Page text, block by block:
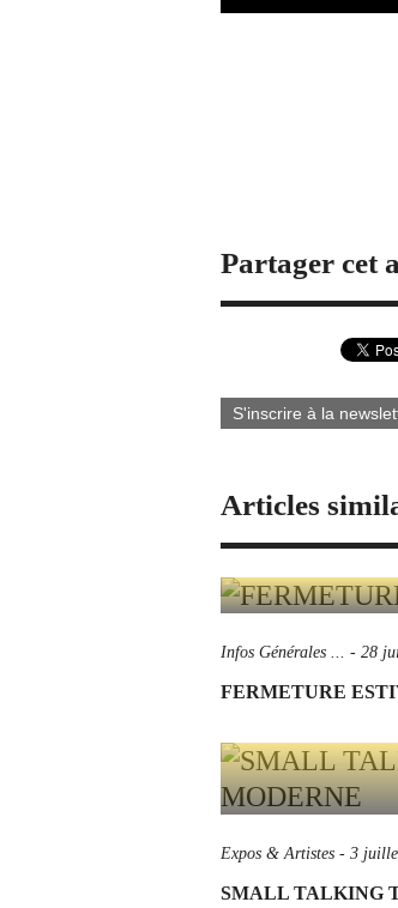
Partager cet
S'inscrire à la
Articles
Infos Générales ... - 28
FERMETURE
Expos & Artistes - 3
SMALL TALKING